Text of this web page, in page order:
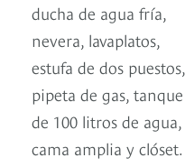
ducha de agua fría,
nevera, lavaplatos,
estufa de dos puestos,
pipeta de gas, tanque
de 100 litros de agua,
cama amplia y clóset.